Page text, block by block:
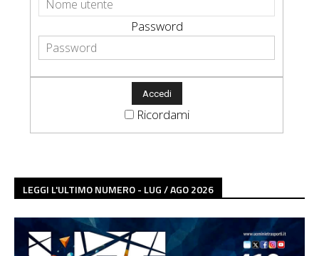
Password
Ricordami
LEGGI L'ULTIMO NUMERO - LUG / AGO 2026